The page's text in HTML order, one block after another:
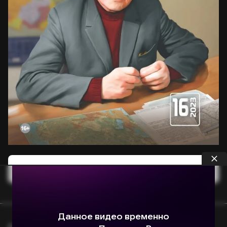
Опубликовать статью